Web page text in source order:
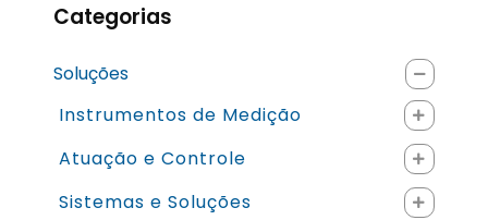
Categorias
Soluções
Instrumentos de Medição
Atuação e Controle
Sistemas e Soluções